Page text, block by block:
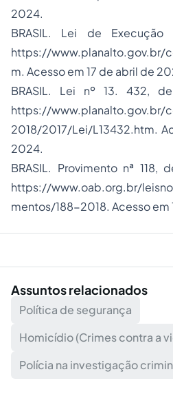
2024.
BRASIL. Lei de Execução
https://www.planalto.gov.br/
m. Acesso em 17 de abril de
BRASIL. Lei nº 13. 432,
https://www.planalto.gov.br/
2018/2017/Lei/L13432.htm.
2024.
BRASIL. Provimento nª 118,
https://www.oab.org.br/
mentos/188-2018. Acesso em
Assuntos relacionados
Política de segurança
Homicídio (Crimes contra a
Polícia na investigação